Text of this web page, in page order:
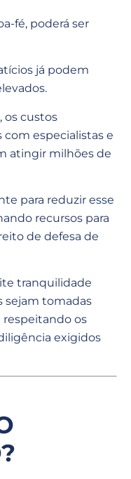
fé, poderá ser
já podem
os custos
com especialistas e
atingir milhões de
para reduzir esse
recursos para
de defesa de
tranquilidade
sejam tomadas
respeitando os
exigidos